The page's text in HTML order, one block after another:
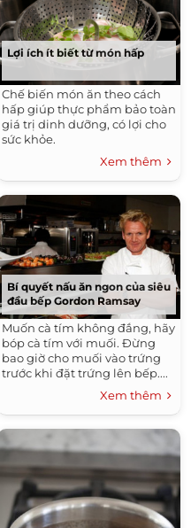
Lợi ích ít biết từ món hấp
Chế biến món ăn theo cách
hấp giúp thực phẩm bảo toàn
giá trị dinh dưỡng, có lợi cho
sức khỏe.
Xem thêm
Bí quyết nấu ăn ngon của siêu
đầu bếp Gordon Ramsay
Muốn cà tím không đắng, hãy
bóp cà tím với muối. Đừng
bao giờ cho muối vào trứng
trước khi đặt trứng lên bếp....
Xem thêm